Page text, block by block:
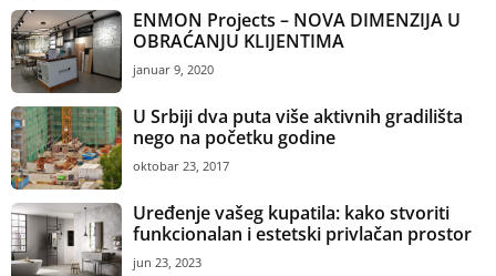
ENMON Projects – NOVA DIMENZIJA U
OBRAĆANJU KLIJENTIMA
januar 9, 2020
U Srbiji dva puta više aktivnih gradilišta
nego na početku godine
oktobar 23, 2017
Uređenje vašeg kupatila: kako stvoriti
funkcionalan i estetski privlačan prostor
jun 23, 2023